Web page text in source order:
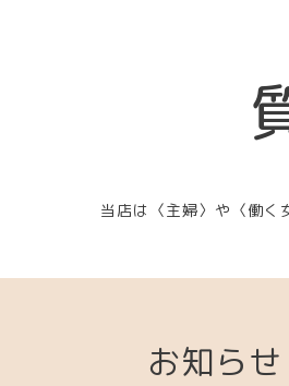
当店は〈主婦〉や〈働く
お知らせ